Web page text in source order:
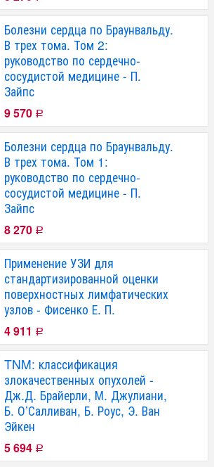
Болезни сердца по Браунвальду.
В трех тома. Том 2:
руководство по сердечно-
сосудистой медицине - П.
Зайпс
9 570 Р
Болезни сердца по Браунвальду.
В трех тома. Том 1:
руководство по сердечно-
сосудистой медицине - П.
Зайпс
8 270 Р
Применение УЗИ для
стандартизированной оценки
поверхностных лимфатических
узлов - Фисенко Е. П.
4 911 Р
TNM: классификация
злокачественных опухолей -
Дж.Д. Брайерли, М. Джулиани,
Б. О’Салливан, Б. Роус, Э. Ван
Эйкен
5 694 Р